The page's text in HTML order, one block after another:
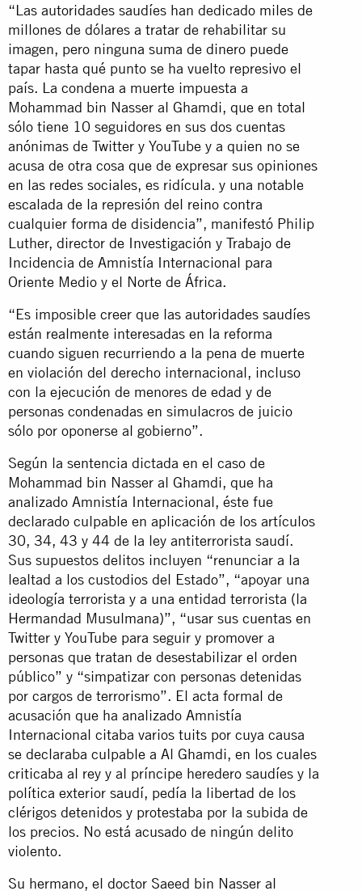
“Las autoridades saudíes han dedicado miles de
millones de dólares a tratar de rehabilitar su
imagen, pero ninguna suma de dinero puede
tapar hasta qué punto se ha vuelto represivo el
país. La condena a muerte impuesta a
Mohammad bin Nasser al Ghamdi, que en total
sólo tiene 10 seguidores en sus dos cuentas
anónimas de Twitter y YouTube y a quien no se
acusa de otra cosa que de expresar sus opiniones
en las redes sociales, es ridícula. y una notable
escalada de la represión del reino contra
cualquier forma de disidencia”, manifestó Philip
Luther, director de Investigación y Trabajo de
Incidencia de Amnistía Internacional para
Oriente Medio y el Norte de África.
“Es imposible creer que las autoridades saudíes
están realmente interesadas en la reforma
cuando siguen recurriendo a la pena de muerte
en violación del derecho internacional, incluso
con la ejecución de menores de edad y de
personas condenadas en simulacros de juicio
sólo por oponerse al gobierno”.
Según la sentencia dictada en el caso de
Mohammad bin Nasser al Ghamdi, que ha
analizado Amnistía Internacional, éste fue
declarado culpable en aplicación de los artículos
30, 34, 43 y 44 de la ley antiterrorista saudí.
Sus supuestos delitos incluyen “renunciar a la
lealtad a los custodios del Estado”, “apoyar una
ideología terrorista y a una entidad terrorista (la
Hermandad Musulmana)”, “usar sus cuentas en
Twitter y YouTube para seguir y promover a
personas que tratan de desestabilizar el orden
público” y “simpatizar con personas detenidas
por cargos de terrorismo”. El acta formal de
acusación que ha analizado Amnistía
Internacional citaba varios tuits por cuya causa
se declaraba culpable a Al Ghamdi, en los cuales
criticaba al rey y al príncipe heredero saudíes y la
política exterior saudí, pedía la libertad de los
clérigos detenidos y protestaba por la subida de
los precios. No está acusado de ningún delito
violento.
Su hermano, el doctor Saeed bin Nasser al